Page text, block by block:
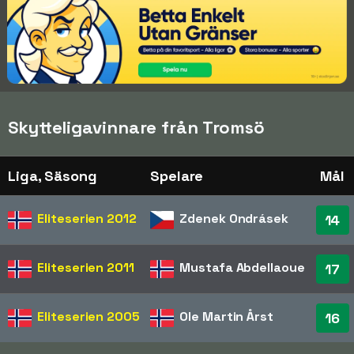
Skytteligavinnare från Tromsö
Liga, Säsong Spelare Mål
Eliteserien 2012 Zdenek Ondrásek 14
Eliteserien 2011 Mustafa Abdellaoue 17
Eliteserien 2005 Ole Martin Årst 16